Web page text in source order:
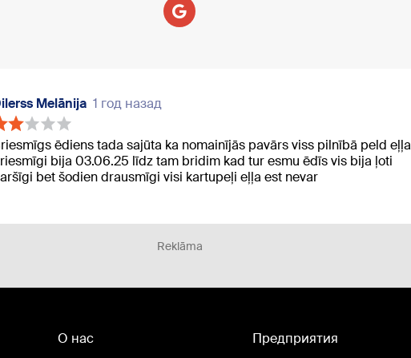
Melānija 1 год назад
ēdiens tada sajūta ka nomainījās pavārs viss pilnībā peld eļļa
bija 03.06.25 līdz tam bridim kad tur esmu ēdīs vis bija ļoti
bet šodien drausmīgi visi kartupeļi eļļa est nevar
Reklāma
О нас
Предприятия